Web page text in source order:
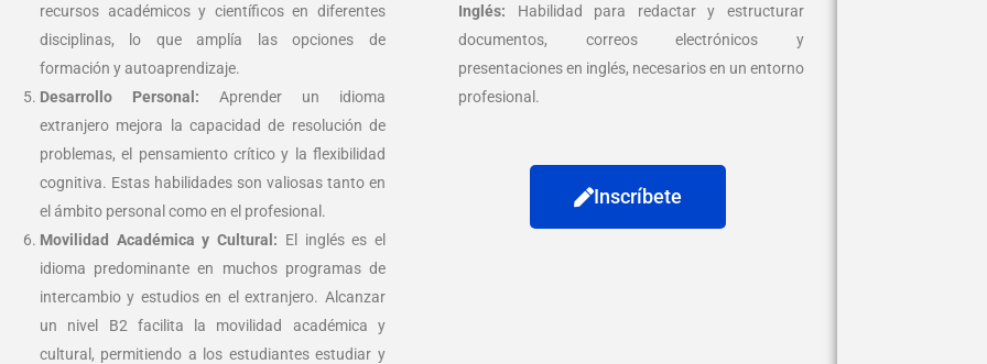
recursos académicos y científicos en diferentes
disciplinas, lo que amplía las opciones de
formación y autoaprendizaje.
Desarrollo Personal: Aprender un idioma
extranjero mejora la capacidad de resolución de
problemas, el pensamiento crítico y la flexibilidad
cognitiva. Estas habilidades son valiosas tanto en
el ámbito personal como en el profesional.
Movilidad Académica y Cultural: El inglés es el
idioma predominante en muchos programas de
intercambio y estudios en el extranjero. Alcanzar
un nivel B2 facilita la movilidad académica y
cultural, permitiendo a los estudiantes estudiar y
Inglés: Habilidad para redactar y estructurar
documentos, correos electrónicos y
presentaciones en inglés, necesarios en un entorno
profesional.
Inscríbete